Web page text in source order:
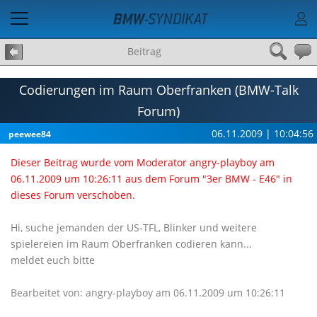
Beitrag
Codierungen im Raum Oberfranken (BMW-Talk
Forum)
peewee84 06.11.2009 | 10:04:56
Dieser Beitrag wurde vom Moderator angry-playboy am
06.11.2009 um 10:26:11 aus dem Forum "3er BMW - E46" in
dieses Forum verschoben.
Hi, suche jemanden der US-TFL, Blinker und weitere
spielereien im Raum Oberfranken codieren kann...
meldet euch bitte
Bearbeitet von: angry-playboy am 06.11.2009 um 10:26:11